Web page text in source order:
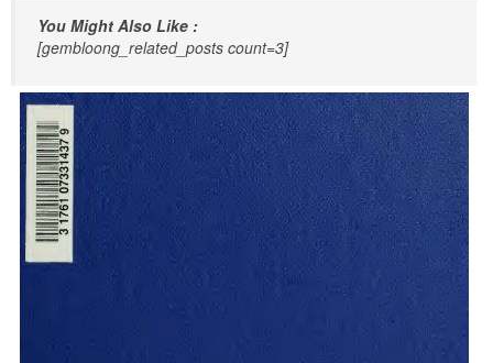
You Might Also Like :
[gembloong_related_posts count=3]